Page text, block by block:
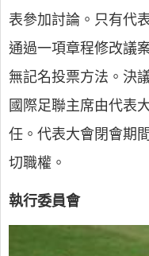
表參加討論。只有代
通過一項章程修改議
無記名投票方法。決
國際足聯主席由代表
任。代表大會閉會期
切職權。
執行委員會